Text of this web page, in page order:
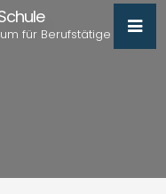
für Berufstätige